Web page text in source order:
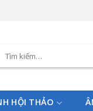
Tìm
kiếm:
HỘI THẢO